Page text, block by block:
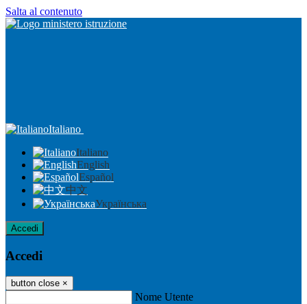
Salta al contenuto
Italiano
Italiano
English
Español
中文
Українська
Accedi
Accedi
button close ×
Nome Utente